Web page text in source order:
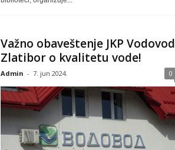
Važno obaveštenje JKP Vodovod
Zlatibor o kvalitetu vode!
Admin - 7. jun 2024. 0